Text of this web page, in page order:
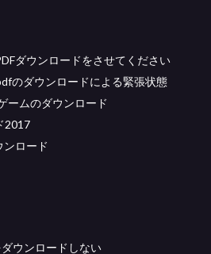
ダウンロードをさせてください
のダウンロードによる緊張状態
ームのダウンロード
2017
ンロード
ウンロードしない